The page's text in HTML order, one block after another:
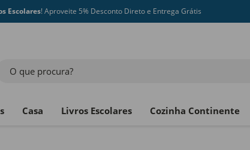
Escolares! Aproveite 5% Desconto Direto e Entrega Grátis
O que procura?
Casa Livros Escolares Cozinha Continente